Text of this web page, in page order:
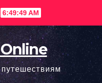
6:49:50 AM
путешествиям